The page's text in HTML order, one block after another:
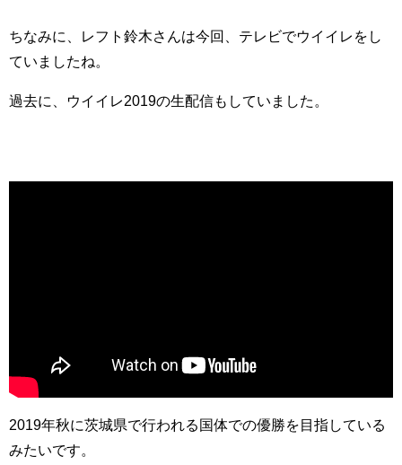
ちなみに、レフト鈴木さんは今回、テレビでウイイレをし
ていましたね。
過去に、ウイイレ2019の生配信もしていました。
2019年秋に茨城県で行われる国体での優勝を目指している
みたいです。